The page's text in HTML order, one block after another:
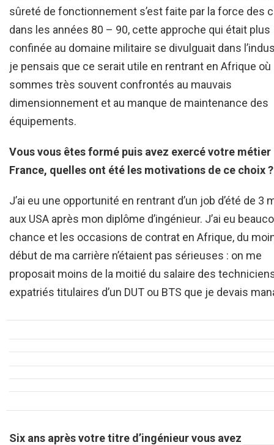
sûreté de fonctionnement s’est faite par la force des
dans les années 80 – 90, cette approche qui était plus
confinée au domaine militaire se divulguait dans
je pensais que ce serait utile en rentrant en Afrique où
sommes très souvent confrontés au mauvais
dimensionnement et au manque de maintenance des
équipements.
Vous vous êtes formé puis avez exercé votre métier
France, quelles ont été les motivations de ce choix ?
J’ai eu une opportunité en rentrant d’un job d’été de 3
aux USA après mon diplôme d’ingénieur. J’ai eu
chance et les occasions de contrat en Afrique, du
début de ma carrière n’étaient pas sérieuses : on me
proposait moins de la moitié du salaire des
expatriés titulaires d’un DUT ou BTS que je devais
Six ans après votre titre d’ingénieur vous avez